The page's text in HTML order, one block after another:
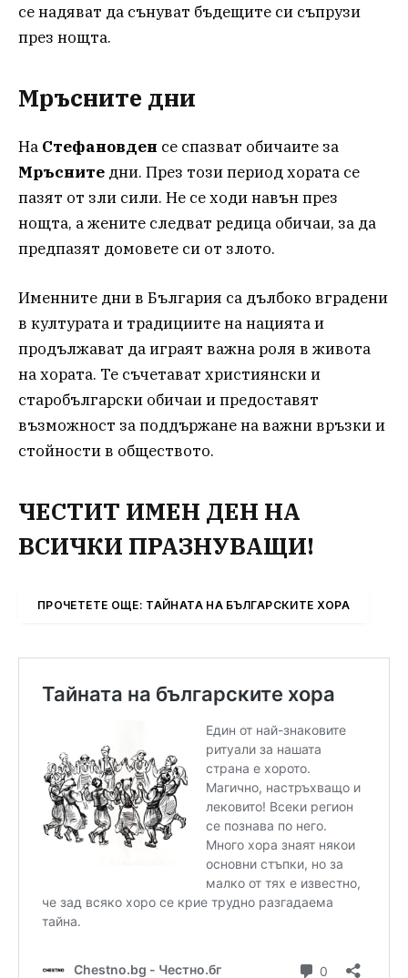
се надяват да сънуват бъдещите си съпрузи
през нощта.
Мръсните дни
На Стефановден се спазват обичаите за
Мръсните дни. През този период хората се
пазят от зли сили. Не се ходи навън през
нощта, а жените следват редица обичаи, за да
предпазят домовете си от злото.
Именните дни в България са дълбоко вградени
в културата и традициите на нацията и
продължават да играят важна роля в живота
на хората. Те съчетават християнски и
старобългарски обичаи и предоставят
възможност за поддържане на важни връзки и
стойности в обществото.
ЧЕСТИТ ИМЕН ДЕН НА
ВСИЧКИ ПРАЗНУВАЩИ!
ПРОЧЕТЕТЕ ОЩЕ: ТАЙНАТА НА БЪЛГАРСКИТЕ ХOРА